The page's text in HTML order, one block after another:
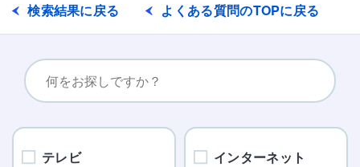
検索結果に戻る よくある質問のTOPに戻る
テレビ インターネット